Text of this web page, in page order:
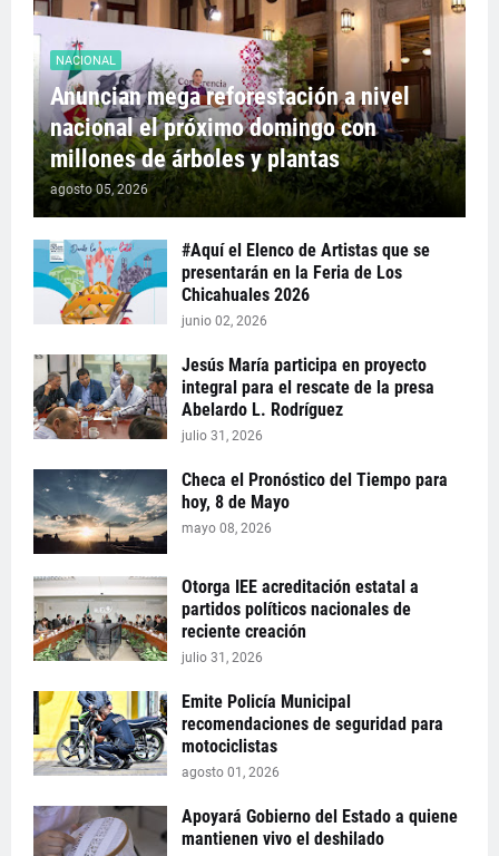
NACIONAL
Anuncian mega reforestación a nivel
nacional el próximo domingo con
millones de árboles y plantas
agosto 05, 2026
#Aquí el Elenco de Artistas que se
presentarán en la Feria de Los
Chicahuales 2026
junio 02, 2026
Jesús María participa en proyecto
integral para el rescate de la presa
Abelardo L. Rodríguez
julio 31, 2026
Checa el Pronóstico del Tiempo para
hoy, 8 de Mayo
mayo 08, 2026
Otorga IEE acreditación estatal a
partidos políticos nacionales de
reciente creación
julio 31, 2026
Emite Policía Municipal
recomendaciones de seguridad para
motociclistas
agosto 01, 2026
Apoyará Gobierno del Estado a quiene
mantienen vivo el deshilado